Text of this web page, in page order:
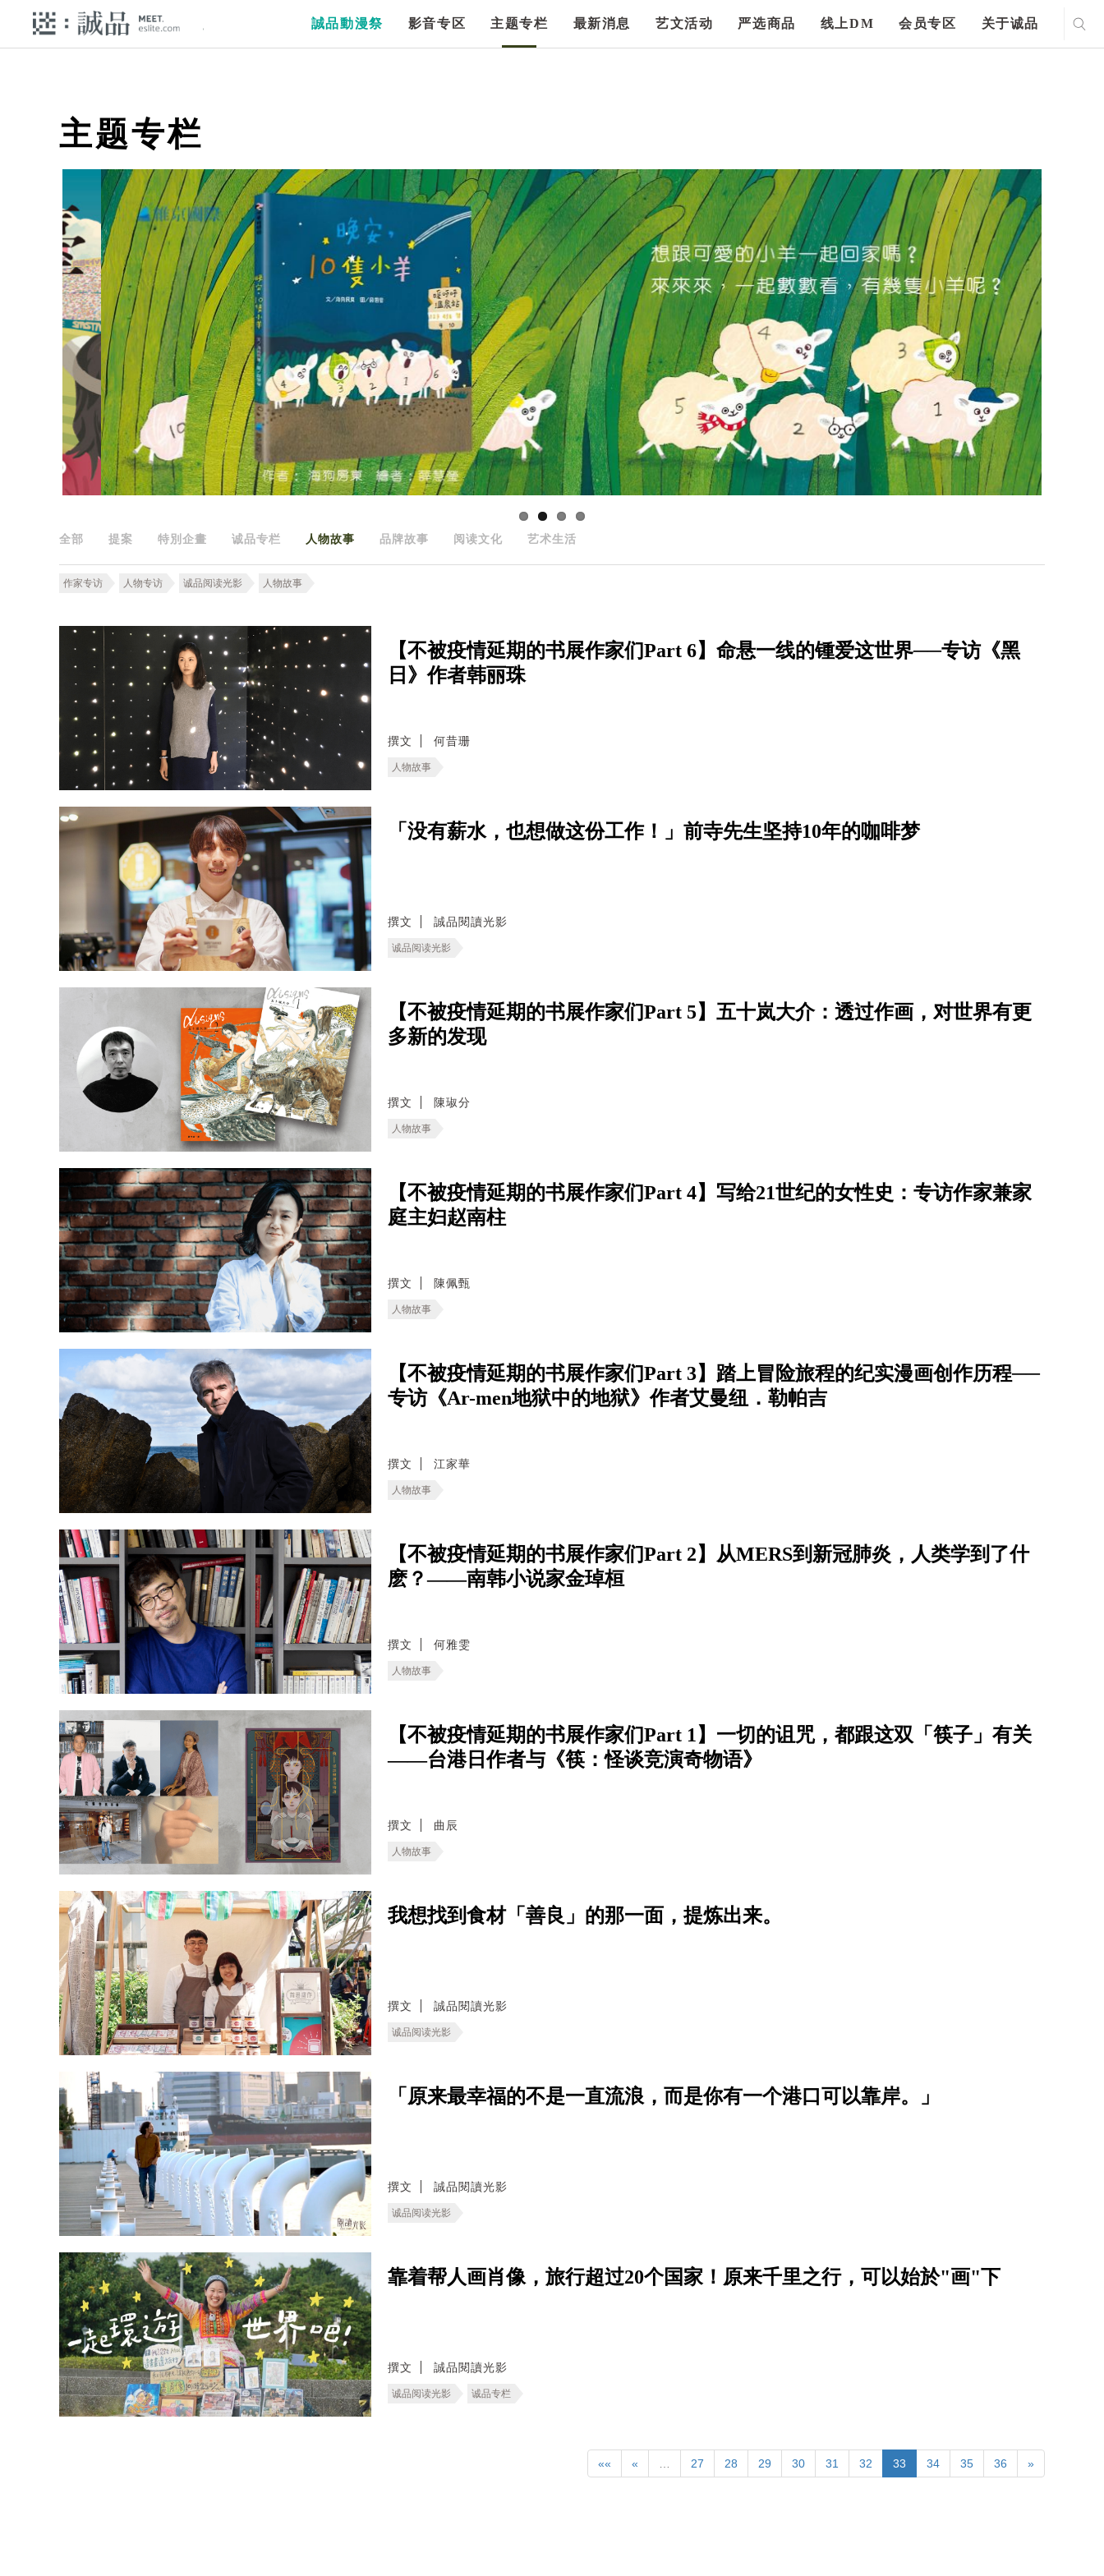
誠品動漫祭 影音专区 主题专栏 最新消息 艺文活动 严选商品 线上DM 会员专区 关于诚品
主题专栏
全部 提案 特別企畫 诚品专栏 人物故事 品牌故事 阅读文化 艺术生活
作家专访 人物专访 诚品阅读光影 人物故事
【不被疫情延期的书展作家们Part 6】命悬一线的锺爱这世界──专访《黑
日》作者韩丽珠
撰文 何昔珊
人物故事
「没有薪水，也想做这份工作！」前寺先生坚持10年的咖啡梦
撰文 誠品閱讀光影
诚品阅读光影
【不被疫情延期的书展作家们Part 5】五十岚大介：透过作画，对世界有更
多新的发现
撰文 陳琡分
人物故事
【不被疫情延期的书展作家们Part 4】写给21世纪的女性史：专访作家兼家
庭主妇赵南柱
撰文 陳佩甄
人物故事
【不被疫情延期的书展作家们Part 3】踏上冒险旅程的纪实漫画创作历程──
专访《Ar-men地狱中的地狱》作者艾曼纽．勒帕吉
撰文 江家華
人物故事
【不被疫情延期的书展作家们Part 2】从MERS到新冠肺炎，人类学到了什
麽？——南韩小说家金琸桓
撰文 何雅雯
人物故事
【不被疫情延期的书展作家们Part 1】一切的诅咒，都跟这双「筷子」有关
——台港日作者与《筷：怪谈竞演奇物语》
撰文 曲辰
人物故事
我想找到食材「善良」的那一面，提炼出来。
撰文 誠品閱讀光影
诚品阅读光影
「原来最幸福的不是一直流浪，而是你有一个港口可以靠岸。」
撰文 誠品閱讀光影
诚品阅读光影
靠着帮人画肖像，旅行超过20个国家！原来千里之行，可以始於"画"下
撰文 誠品閱讀光影
诚品阅读光影 诚品专栏
«« « … 27 28 29 30 31 32 33 34 35 36 »